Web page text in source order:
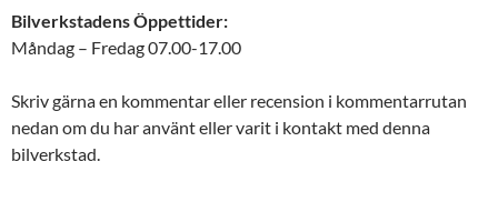
Bilverkstadens Öppettider:
Måndag – Fredag 07.00-17.00
Skriv gärna en kommentar eller recension i kommentarrutan
nedan om du har använt eller varit i kontakt med denna
bilverkstad.